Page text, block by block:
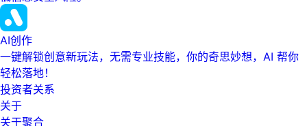
AI创作
一键解锁创意新玩法，无需专业技能，你的奇思妙想，AI 帮你
轻松落地！
投资者关系
关于
关于聚合